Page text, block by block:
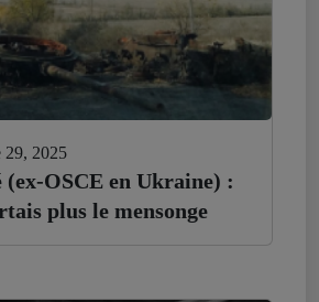
29, 2025
(ex-OSCE en Ukraine) :
plus le mensonge